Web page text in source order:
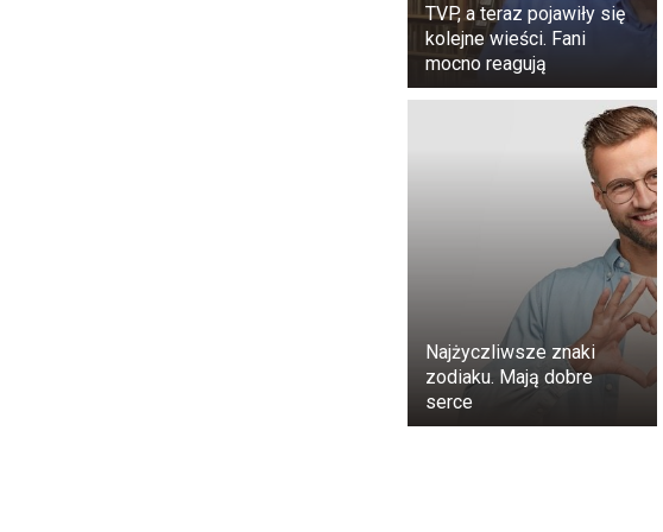
TVP, a teraz pojawiły się
kolejne wieści. Fani
mocno reagują
Najżyczliwsze znaki
zodiaku. Mają dobre
serce